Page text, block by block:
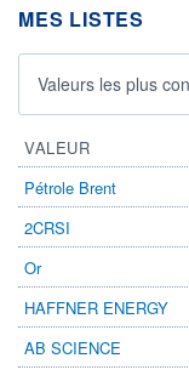
0,0000
+ HAUT
220,5000
259
0,0000
ESTIMÉ 2026
-
MES LISTES
Valeurs les plus
VALEUR
Pétrole Brent
2CRSI
Or
HAFFNER ENERGY
AB SCIENCE